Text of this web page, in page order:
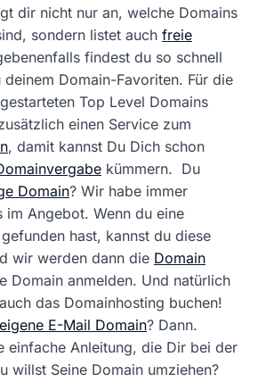
dir nicht nur an, welche Domains
sondern listet auch freie
findest du so schnell
Domain-Favoriten. Für die
Top Level Domains
einen Service zum
, damit kannst Du Dich schon
kümmern. Du
Domain? Wir habe immer
im Angebot. Wenn du eine
hast, kannst du diese
wir werden dann die Domain
Domain anmelden. Und natürlich
das Domainhosting buchen!
eigene E-Mail Domain? Dann.
einfache Anleitung, die Dir bei der
willst Seine Domain umziehen?